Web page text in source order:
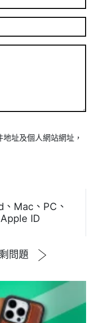
址及個人網站網址，
Mac、PC、
ID
問題